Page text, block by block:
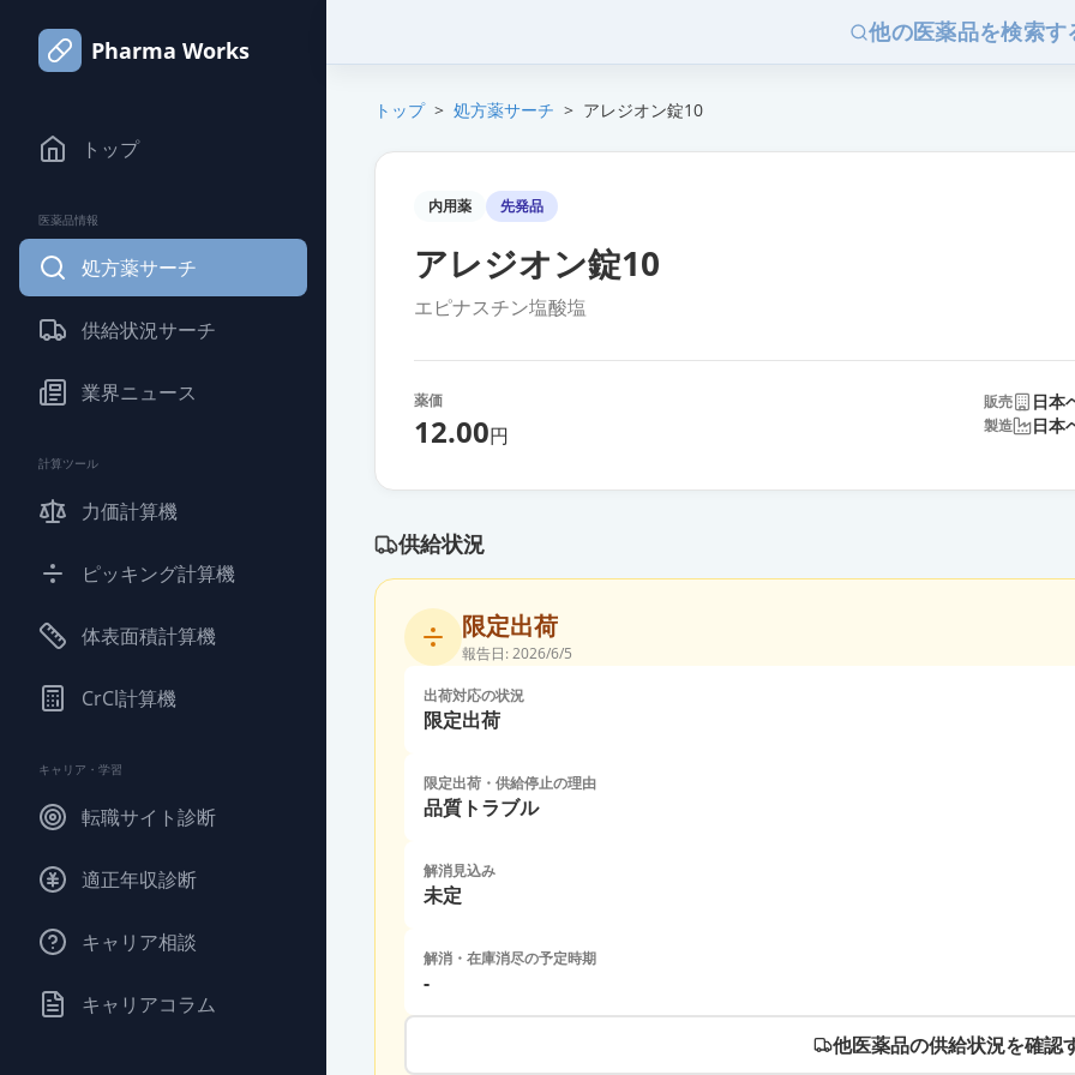
Pharma Works
トップ
医薬品情報
処方薬サーチ
供給状況サーチ
業界ニュース
計算ツール
力価計算機
ピッキング計算機
体表面積計算機
CrCl計算機
キャリア・学習
転職サイト診断
適正年収診断
キャリア相談
キャリアコラム
他の医薬品を検索す
トップ > 処方薬サーチ > アレジオン錠10
内用薬 先発品
アレジオン錠10
エピナスチン塩酸塩
薬価
12.00円
販売 日本
製造 日本
供給状況
限定出荷
報告日: 2026/6/5
出荷対応の状況
限定出荷
限定出荷・供給停止の理由
品質トラブル
解消見込み
未定
解消・在庫消尽の予定時期
-
他医薬品の供給状況を確認